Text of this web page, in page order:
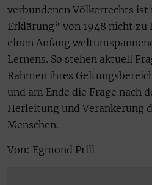
verbundenen Völkerrechts
Erklärung“ von 1948 nicht zu
einen Anfang
Lernens. So stehen aktuell
Rahmen ihres
und am Ende die Frage nach
Herleitung und Verankerung
Menschen.
Von: Egmond Prill